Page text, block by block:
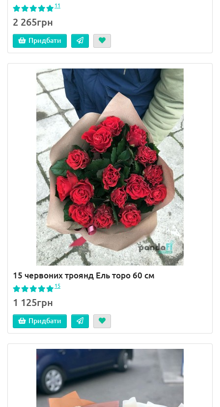
11
2 265грн
Придбати
15 червоних троянд Ель торо 60 см
15
1 125грн
Придбати